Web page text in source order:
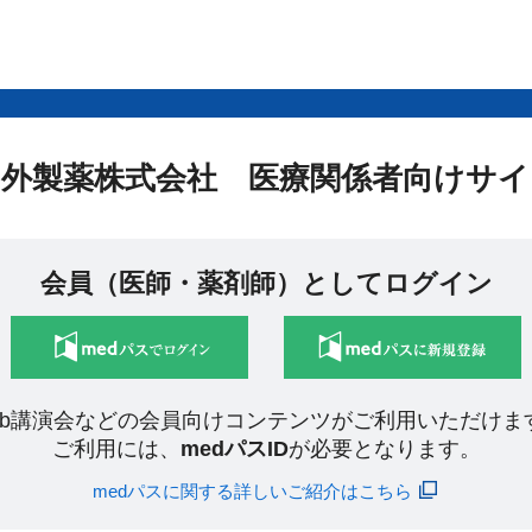
製薬株式会社 医療関係者向けサ
会員（医師・薬剤師）としてログイン
講演会などの会員向けコンテンツがご利用いただけま
ご利用には、 medパスIDが必要となります。
medパスに関する詳しいご紹介はこちら